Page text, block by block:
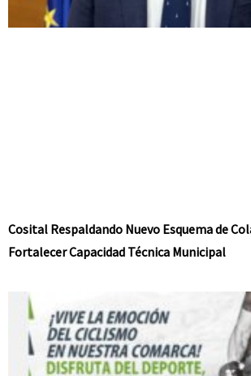
Cosital Respaldando Nuevo Esquema de
Fortalecer Capacidad Técnica Municipal